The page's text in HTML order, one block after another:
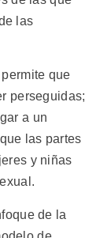
las
que
perseguidas;
a un
las partes
y niñas
de la